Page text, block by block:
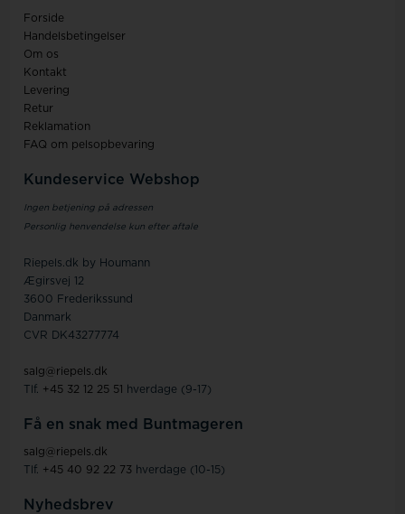
Forside
Handelsbetingelser
Om os
Kontakt
Levering
Retur
Reklamation
FAQ om pelsopbevaring
Kundeservice Webshop
Ingen betjening på adressen
Personlig henvendelse kun efter aftale
Riepels.dk by Houmann
Ægirsvej 12
3600 Frederikssund
Danmark
CVR DK43277774
salg@riepels.dk
Tlf. +45 32 12 25 51 hverdage (9-17)
Få en snak med Buntmageren
salg@riepels.dk
Tlf. +45 40 92 22 73 hverdage (10-15)
Nyhedsbrev